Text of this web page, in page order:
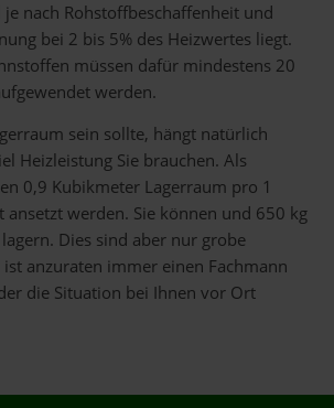
je nach Rohstoffbeschaffenheit und
bei 2 bis 5% des Heizwertes liegt.
müssen dafür mindestens 20
werden.
sein sollte, hängt natürlich
Heizleistung Sie brauchen. Als
0,9 Kubikmeter Lagerraum pro 1
ansetzt werden. Sie können und 650 kg
Dies sind aber nur grobe
ist anzuraten immer einen Fachmann
die Situation bei Ihnen vor Ort